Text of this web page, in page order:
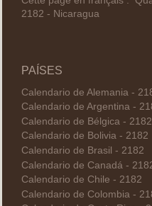
2182 - Nicaragua
PAÍSES
Calendario de Alemania -
Calendario de Argentina -
Calendario de Bélgica - 2182
Calendario de Bolivia - 2182
Calendario de Brasil - 2182
Calendario de Canadá -
Calendario de Chile - 2182
Calendario de Colombia -